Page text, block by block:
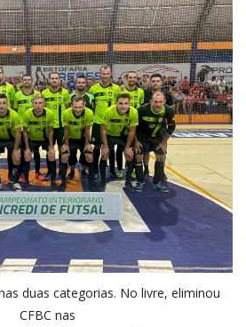
duas categorias. No livre, eliminou
CFBC nas